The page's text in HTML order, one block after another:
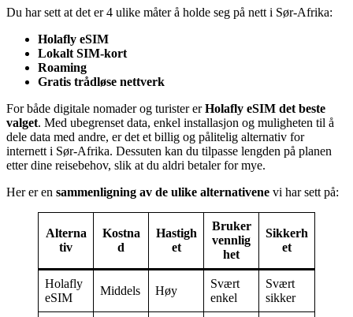
Du har sett at det er 4 ulike måter å holde seg på nett i Sør-Afrika:
Holafly eSIM
Lokalt SIM-kort
Roaming
Gratis trådløse nettverk
For både digitale nomader og turister erHolafly eSIM det beste
valget. Med ubegrenset data, enkel installasjon og muligheten til å
dele data med andre, er det et billig og pålitelig alternativ for
internett i Sør-Afrika. Dessuten kan du tilpasse lengden på planen
etter dine reisebehov, slik at du aldri betaler for mye.
Her er en sammenligning av de ulike alternativene vi har sett på:
Alterna
tiv
Kostna
d
Hastigh
et
Bruker
vennlig
het
Sikkerh
et
Holafly
eSIM
Middels Høy
Svært
enkel
Svært
sikker